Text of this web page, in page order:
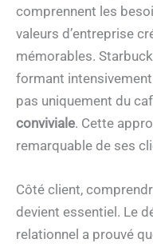
comprennent les
valeurs d’entreprise
mémorables.
formant
pas uniquement du
conviviale. Cette
remarquable de ses
Côté client,
devient essentiel. Le
relationnel a prouvé